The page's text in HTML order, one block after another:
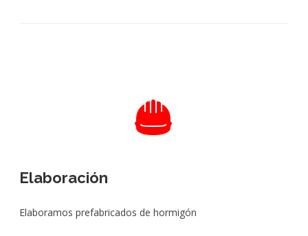
Elaboración
Elaboramos prefabricados de hormigón